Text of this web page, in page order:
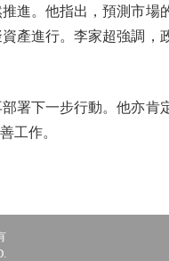
進。他指出，預測市場
產進行。李家超強調，
下一步行動。他亦肯
工作。